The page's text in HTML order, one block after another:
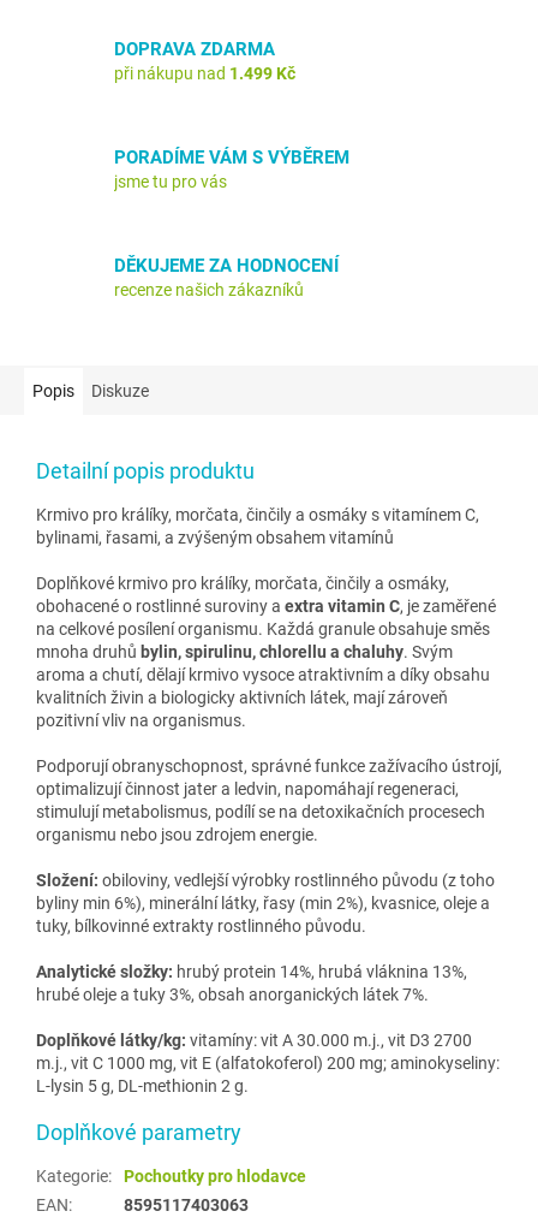
DOPRAVA ZDARMA
při nákupu nad 1.499 Kč
PORADÍME VÁM S VÝBĚREM
jsme tu pro vás
DĚKUJEME ZA HODNOCENÍ
recenze našich zákazníků
Popis Diskuze
Detailní popis produktu
Krmivo pro králíky, morčata, činčily a osmáky s vitamínem C,
bylinami, řasami, a zvýšeným obsahem vitamínů
Doplňkové krmivo pro králíky, morčata, činčily a osmáky,
obohacené o rostlinné suroviny a extra vitamin C, je zaměřené
na celkové posílení organismu. Každá granule obsahuje směs
mnoha druhů bylin, spirulinu, chlorellu a chaluhy. Svým
aroma a chutí, dělají krmivo vysoce atraktivním a díky obsahu
kvalitních živin a biologicky aktivních látek, mají zároveň
pozitivní vliv na organismus.
Podporují obranyschopnost, správné funkce zažívacího ústrojí,
optimalizují činnost jater a ledvin, napomáhají regeneraci,
stimulují metabolismus, podílí se na detoxikačních procesech
organismu nebo jsou zdrojem energie.
Složení: obiloviny, vedlejší výrobky rostlinného původu (z toho
byliny min 6%), minerální látky, řasy (min 2%), kvasnice, oleje a
tuky, bílkovinné extrakty rostlinného původu.
Analytické složky: hrubý protein 14%, hrubá vláknina 13%,
hrubé oleje a tuky 3%, obsah anorganických látek 7%.
Doplňkové látky/kg: vitamíny: vit A 30.000 m.j., vit D3 2700
m.j., vit C 1000 mg, vit E (alfatokoferol) 200 mg; aminokyseliny:
L-lysin 5 g, DL-methionin 2 g.
Doplňkové parametry
Kategorie:
Pochoutky pro hlodavce
EAN: 8595117403063